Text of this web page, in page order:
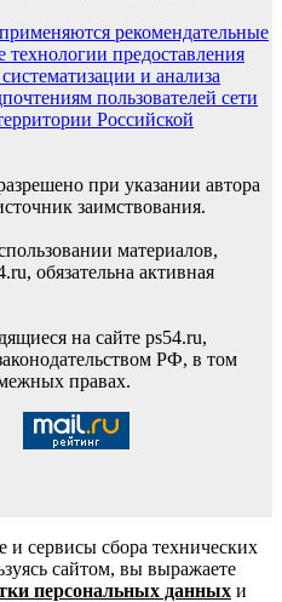
рекомендательные
предоставления
и анализа
пользователей сети
Российской
при указании автора
заимствования.
материалов,
обязательна активная
на сайте ps54.ru,
РФ, в том
правах.
сервисы сбора технических
сайтом, вы выражаете
персональных данных и